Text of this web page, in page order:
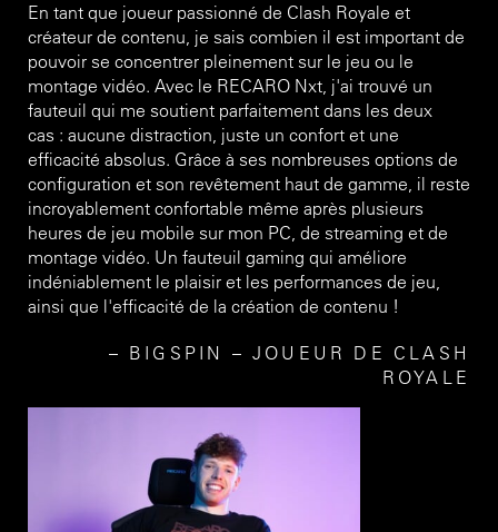
En tant que joueur passionné de Clash Royale et
créateur de contenu, je sais combien il est important de
pouvoir se concentrer pleinement sur le jeu ou le
montage vidéo. Avec le RECARO Nxt, j'ai trouvé un
fauteuil qui me soutient parfaitement dans les deux
cas : aucune distraction, juste un confort et une
efficacité absolus. Grâce à ses nombreuses options de
configuration et son revêtement haut de gamme, il reste
incroyablement confortable même après plusieurs
heures de jeu mobile sur mon PC, de streaming et de
montage vidéo. Un fauteuil gaming qui améliore
indéniablement le plaisir et les performances de jeu,
ainsi que l'efficacité de la création de contenu !
BIGSPIN – JOUEUR DE CLASH
ROYALE